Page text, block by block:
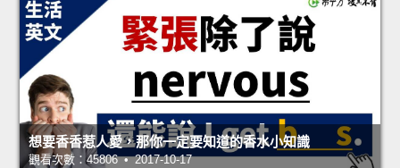
想要香香惹人愛，那你一定要知道的香水小知識
觀看次數：45806 • 2017-10-17